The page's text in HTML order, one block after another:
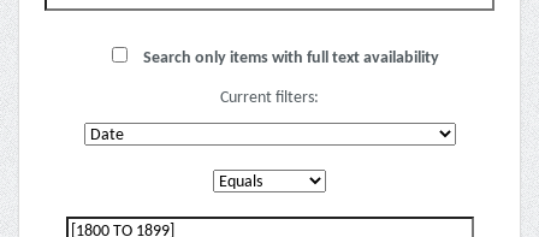
Search only items with full text availability
Current filters: